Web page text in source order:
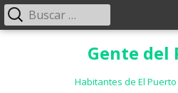
Gente del
Habitantes de El
Menú
Buscar: